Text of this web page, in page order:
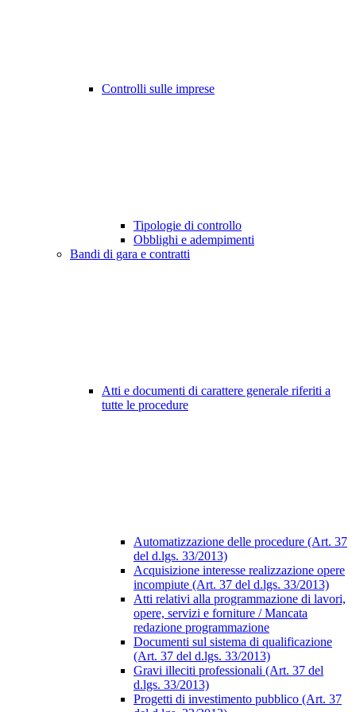
Controlli sulle imprese
Tipologie di controllo
Obblighi e adempimenti
Bandi di gara e contratti
Atti e documenti di carattere generale riferiti a
tutte le procedure
Automatizzazione delle procedure (Art. 37
del d.lgs. 33/2013)
Acquisizione interesse realizzazione opere
incompiute (Art. 37 del d.lgs. 33/2013)
Atti relativi alla programmazione di lavori,
opere, servizi e forniture / Mancata
redazione programmazione
Documenti sul sistema di qualificazione
(Art. 37 del d.lgs. 33/2013)
Gravi illeciti professionali (Art. 37 del
d.lgs. 33/2013)
Progetti di investimento pubblico (Art. 37